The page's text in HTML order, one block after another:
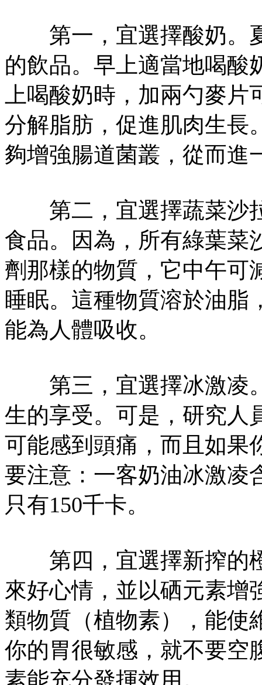
第一，宜選擇酸奶。
的飲品。早上適當地喝酸
上喝酸奶時，加兩勺麥
分解脂肪，促進肌肉生長
夠增強腸道菌叢，從而進
第二，宜選擇蔬菜沙
食品。因為，所有綠葉菜
劑那樣的物質，它中午可
睡眠。這種物質溶於油脂
能為人體吸收。
第三，宜選擇冰激凌
生的享受。可是，研究人
可能感到頭痛，而且如果
要注意：一客奶油冰激凌
只有150千卡。
第四，宜選擇新搾的
來好心情，並以硒元素增
類物質（植物素），能使
你的胃很敏感，就不要空
素能充分發揮效用。